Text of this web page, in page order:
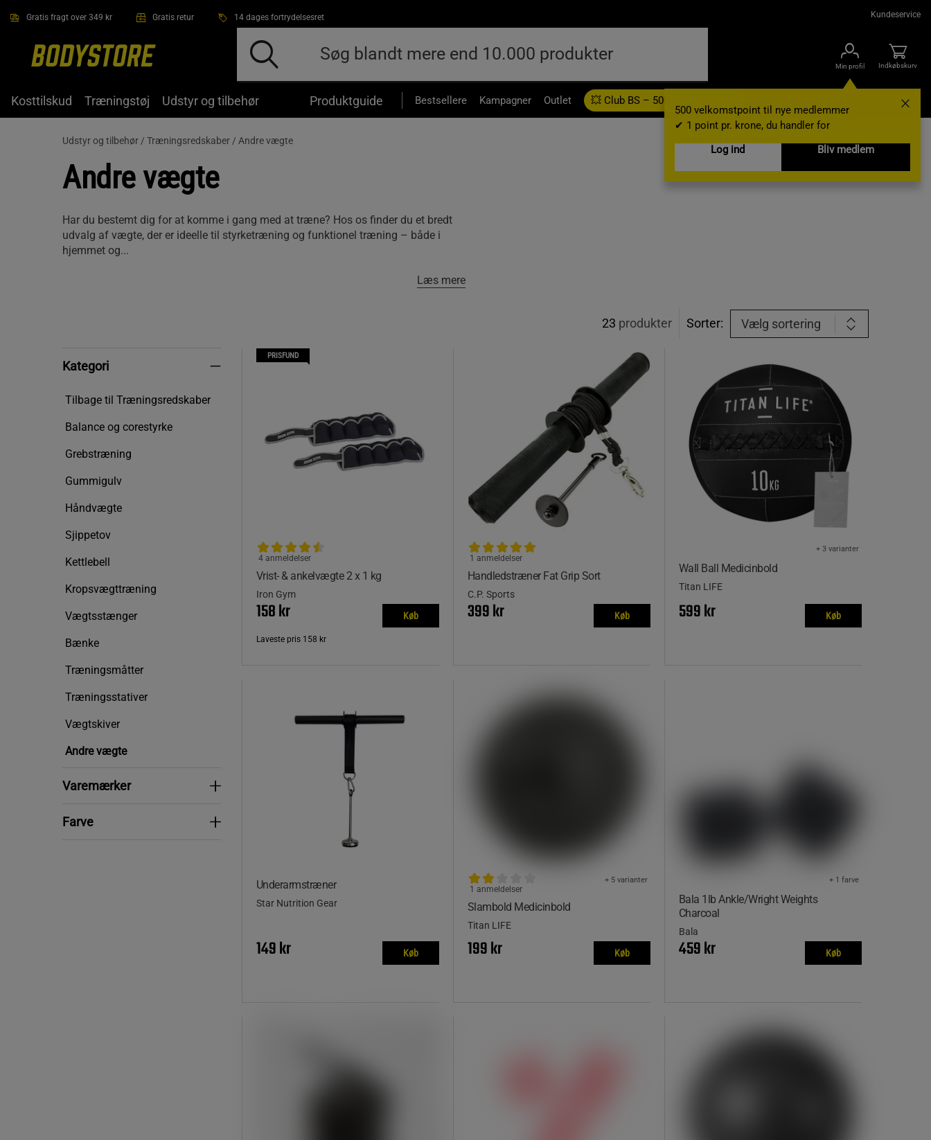
Gratis fragt over 349 kr Gratis retur 14 dages fortrydelsesret Kundeservice
Min profil
500 velkomstpoint til nye medlemmer
✔ 1 point pr. krone, du handler for
Log ind
Bliv medlem
Indkøbskurv
Kosttilskud Træningstøj Udstyr og tilbehør Produktguide Bestsellere Kampagner Outlet 💥 Club BS – 500 velkomstpoint Gavekort
Udstyr og tilbehør / Træningsredskaber / Andre vægte
Andre vægte
Har du bestemt dig for at komme i gang med at træne? Hos os finder du et bredt
udvalg af vægte, der er ideelle til styrketræning og funktionel træning – både i
hjemmet og...
Læs mere
23 produkter Sorter: Vælg sortering
KategoriKategori
Tilbage til Træningsredskaber
Balance og corestyrke
Grebstræning
Gummigulv
Håndvægte
Sjippetov
Kettlebell
Kropsvægttræning
Vægtsstænger
Bænke
Træningsmåtter
Træningsstativer
Vægtskiver
Andre vægte
VaremærkerVaremærker
FarveFarve
PRISFUND
Vrist- & ankelvægte 2 x 1 kg
4 anmeldelser
Iron Gym
158 kr Køb
Laveste pris 158 kr
Handledstræner Fat Grip Sort
1 anmeldelser
C.P. Sports
399 kr Køb
Wall Ball Medicinbold
+ 3 varianter
Titan LIFE
599 kr Køb
Underarmstræner
Star Nutrition Gear
149 kr Køb
Slambold Medicinbold
+ 5 varianter
1 anmeldelser
Titan LIFE
199 kr Køb
Bala 1lb Ankle/Wright Weights
Charcoal
+ 1 farve
Bala
459 kr Køb